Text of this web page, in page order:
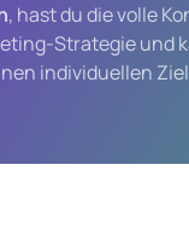
, hast du die volle
Strategie und
individuellen